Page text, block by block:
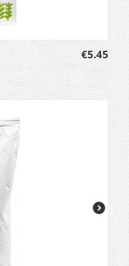
€5.45